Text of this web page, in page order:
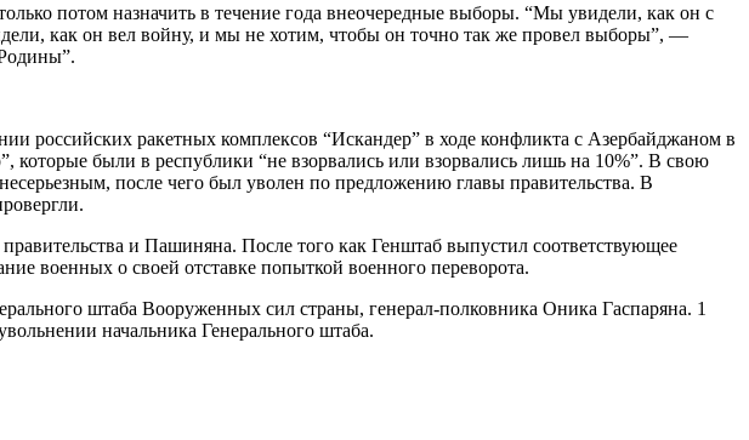
потом назначить в течение года внеочередные выборы. “Мы увидели, как он с
как он вел войну, и мы не хотим, чтобы он точно так же провел выборы”, —
российских ракетных комплексов “Искандер” в ходе конфликта с Азербайджаном в
были в республики “не взорвались или взорвались лишь на 10%”. В свою
после чего был уволен по предложению главы правительства. В
и Пашиняна. После того как Генштаб выпустил соответствующее
военных о своей отставке попыткой военного переворота.
штаба Вооруженных сил страны, генерал-полковника Оника Гаспаряна. 1
начальника Генерального штаба.